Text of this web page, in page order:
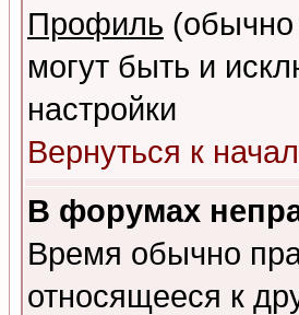
Профиль (обычно
могут быть и
настройки
Вернуться к
В форумах
Время обычно
относящееся к